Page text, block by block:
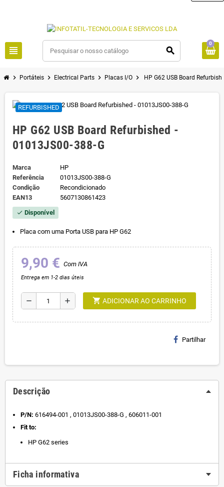
view_headline search
0
chevron_right Portáteis chevron_right Electrical Parts chevron_right Placas I/O chevron_right HP G62 USB Board
REFURBISHED
HP G62 USB Board Refurbished -
01013JS00-388-G
Marca
HP
Referência
01013JS00-388-G
Condição
Recondicionado
EAN13
5607130861423
check Disponível
Placa com uma Porta USB para HP G62
9,90 € Com IVA
Entrega em 1-2 dias úteis
remove add shopping_cart ADICIONAR AO CARRINHO
Partilhar
Descrição
P/N: 616494-001 , 01013JS00-388-G , 606011-001
Fit to:
HP G62 series
Ficha informativa